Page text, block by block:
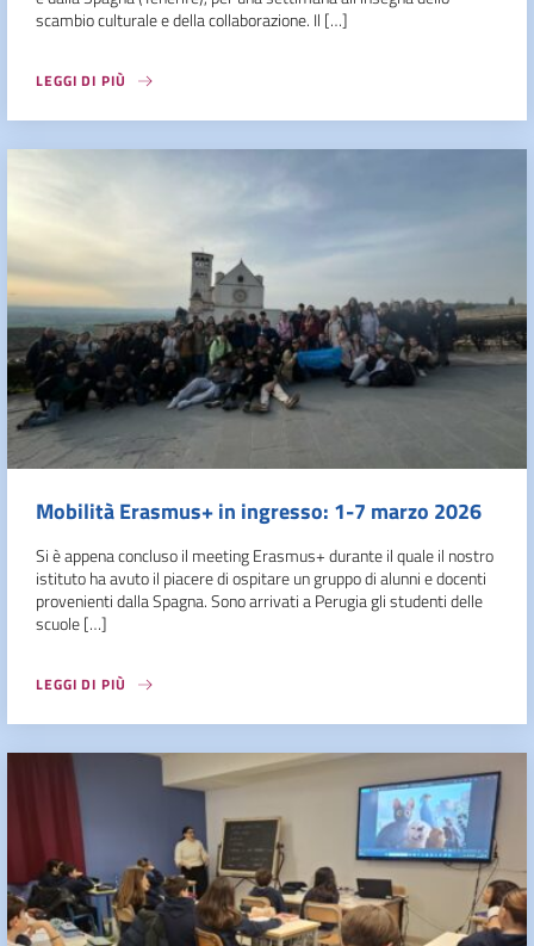
scambio culturale e della collaborazione. Il […]
LEGGI DI PIÙ
Mobilità Erasmus+ in ingresso: 1-7 marzo 2026
Si è appena concluso il meeting Erasmus+ durante il quale il nostro
istituto ha avuto il piacere di ospitare un gruppo di alunni e docenti
provenienti dalla Spagna. Sono arrivati a Perugia gli studenti delle
scuole […]
LEGGI DI PIÙ